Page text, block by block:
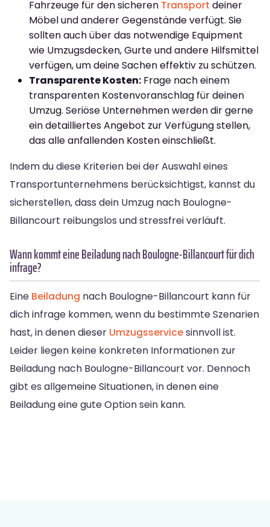
Fahrzeuge für den sicheren Transport deiner
Möbel und anderer Gegenstände verfügt. Sie
sollten auch über das notwendige Equipment
wie Umzugsdecken, Gurte und andere Hilfsmittel
verfügen, um deine Sachen effektiv zu schützen.
Transparente Kosten: Frage nach einem
transparenten Kostenvoranschlag für deinen
Umzug. Seriöse Unternehmen werden dir gerne
ein detailliertes Angebot zur Verfügung stellen,
das alle anfallenden Kosten einschließt.
Indem du diese Kriterien bei der Auswahl eines
Transportunternehmens berücksichtigst, kannst du
sicherstellen, dass dein Umzug nach Boulogne-
Billancourt reibungslos und stressfrei verläuft.
Wann kommt eine Beiladung nach Boulogne-Billancourt für dich
infrage?
Eine Beiladung nach Boulogne-Billancourt kann für
dich infrage kommen, wenn du bestimmte Szenarien
hast, in denen dieser Umzugsservicesinnvoll ist.
Leider liegen keine konkreten Informationen zur
Beiladung nach Boulogne-Billancourt vor. Dennoch
gibt es allgemeine Situationen, in denen eine
Beiladung eine gute Option sein kann.